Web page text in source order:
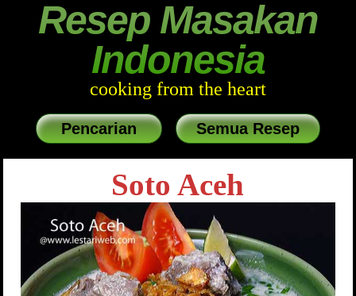
Resep Masakan
Indonesia
cooking from the heart
Pencarian Semua Resep
Soto Aceh